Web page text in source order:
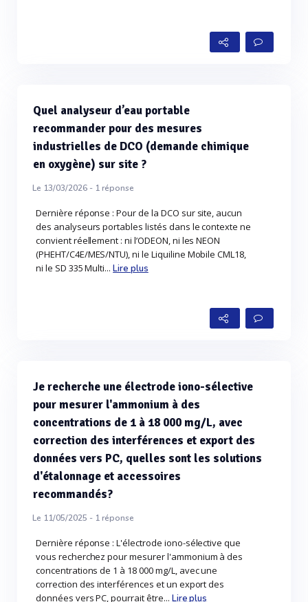
Quel analyseur d’eau portable
recommander pour des mesures
industrielles de DCO (demande chimique
en oxygène) sur site ?
Le 13/03/2026 - 1réponse
Dernière réponse : Pour de la DCO sur site, aucun
des analyseurs portables listés dans le contexte ne
convient réellement : ni l’ODEON, ni les NEON
(PHEHT/C4E/MES/NTU), ni le Liquiline Mobile CML18,
ni le SD 335 Multi...Lire plus
Je recherche une électrode iono-sélective
pour mesurer l'ammonium à des
concentrations de 1 à 18 000 mg/L, avec
correction des interférences et export des
données vers PC, quelles sont les solutions
d'étalonnage et accessoires
recommandés?
Le 11/05/2025 - 1réponse
Dernière réponse : L'électrode iono-sélective que
vous recherchez pour mesurer l'ammonium à des
concentrations de 1 à 18 000 mg/L, avec une
correction des interférences et un export des
données vers PC, pourrait être... Lire plus